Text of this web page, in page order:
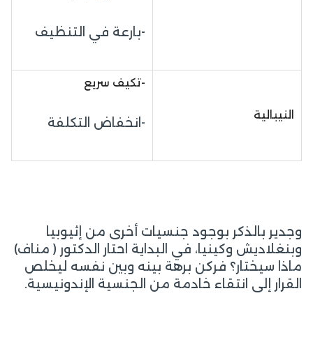
-بارعة في التنظيف
النيبالية
-تكيف سريع
-انخفاض التكلفة
وجدير بالذكر بوجود جنسيات أخرى من إثيوبيا
وبنغلاديش وكينيا، في البداية احتار الدكتور ( مناف)
ماذا سيختار؟ فركن برهة بينه وبين نفسه ليخلص
القرار إلى انتقاء خادمة من الجنسية الإندونيسية.